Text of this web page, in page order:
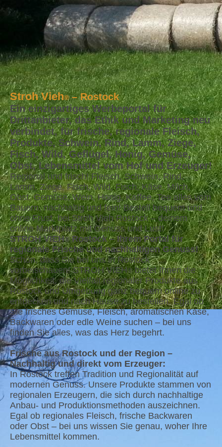
Stroh Vieh®– Rostock
Ein einzigartiges Werbeportal für
Drittanbieter, das Ethik und Marketing neu
verbindet, für frische, regionale Fleisch,
Produkte, Schwein, Rind, Lamm, Ziege,
Fisch, Wild, Geflügel, Honig, Gemüse,
Obst, Lebensmittel vom Hof und Erzeuger!
Regional und frisch! Fleisch, Schwein, Rind,
Lamm, Ziege, Fisch, Wild, Fisch, Käse, Milch,
Obst, Gemüse, Wein, Honig, Kaffee, Tee alles vom
Bauern, nachhaltig und fein! Bestell bequem und
ohne Frust, bei Stroh Vieh Rostock – deinem
online Marktplatz mit Genuss und Lust!
STROH VIEH®Rostock – Ihrem Portal für
regionale Frische und nachhaltigen Genuss!
Schön, dass Sie bei uns in Rostock
vorbeischauen! STROH VIEH®bietet Ihnen die
Möglichkeit, die Vielfalt regionaler Produkte aus
Rostock und Umgebung ganz bequem online zu
entdecken und nach Hause zu bestellen. Egal ob
Sie frisches Gemüse, Fleisch, aromatischen Käse,
Backwaren oder edle Weine suchen – bei uns
finden Sie alles, was das Herz begehrt.
Frische aus Rostock und der Region –
Nachhaltig und direkt vom Erzeuger:
In Rostock treffen Tradition und Regionalität auf
modernen Genuss. Unsere Produkte stammen von
regionalen Erzeugern, die sich durch nachhaltige
Anbau- und Produktionsmethoden auszeichnen.
Egal ob regionales Fleisch, frische Backwaren
oder Obst – bei uns wissen Sie genau, woher Ihre
Lebensmittel kommen.